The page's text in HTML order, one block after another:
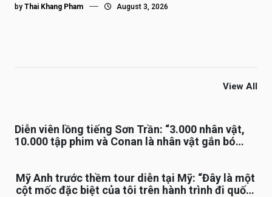
by Thai Khang Pham August 3, 2026
View All
Diễn viên lồng tiếng Sơn Trần: “3.000 nhân vật,
10.000 tập phim và Conan là nhân vật gắn bó
Mỹ Anh trước thềm tour diễn tại Mỹ: “Đây là một
cột mốc đặc biệt của tôi trên hành trình đi quốc